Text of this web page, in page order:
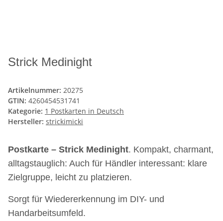
Strick Medinight
Artikelnummer: 20275
GTIN: 4260454531741
Kategorie: 1 Postkarten in Deutsch
Hersteller: strickimicki
Postkarte – Strick Medinight. Kompakt, charmant,
alltagstauglich: Auch für Händler interessant: klare
Zielgruppe, leicht zu platzieren.
Sorgt für Wiedererkennung im DIY- und
Handarbeitsumfeld.